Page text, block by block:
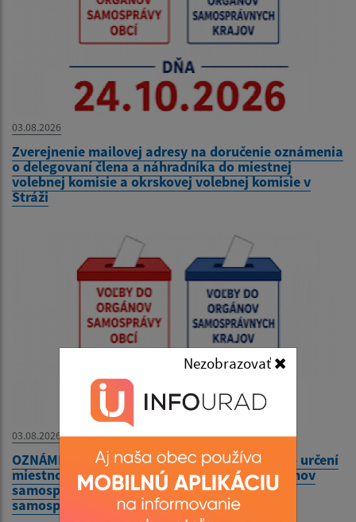
Nezobrazovať
03.08.2026
Zverejnenie mailovej adresy na doručenie oznámenia
o delegovaní člena a náhradníka do miestnej
volebnej komisie a okrskovej volebnej komisie v
Stráži
03.08.2026
OZNÁMENIE o utvorení volebných okrskov a o určení
miestností na hlasovanie vo voľbách do orgánov
samosprávy obcí a volieb do orgánov
samosprávnych krajov v roku 2026